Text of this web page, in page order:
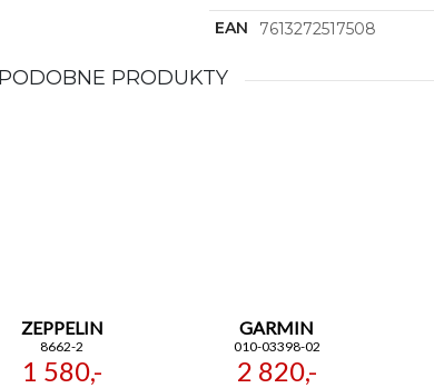
EAN
7613272517508
PRODUKTY
ZEPPELIN
8662-2
1 580,-
GARMIN
010-03398-02
2 820,-